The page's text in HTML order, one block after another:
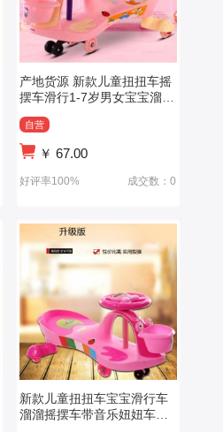
产地货源 新款儿童扭扭车摇
摆车滑行1-7岁男女宝宝溜溜
自营
￥67.00
好评率100% 成交数：0
新款儿童扭扭车宝宝滑行车
溜溜摇摆车带音乐妞妞车玩